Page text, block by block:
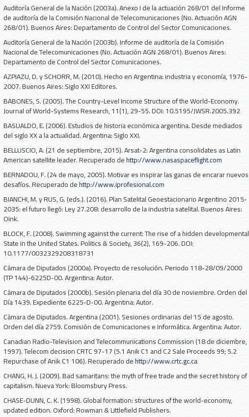
Auditoría General de la Nación (2003a). Anexo I de la actuación 268/01 del Informe
de auditoría de la Comisión Nacional de Telecomunicaciones (No. Actuación AGN
268/01). Buenos Aires: Departamento de Control del Sector Comunicaciones.
Auditoría General de la Nación (2003b). Informe de auditoría de la Comisión
Nacional de Telecomunicaciones (No. Actuación AGN 268/01). Buenos Aires:
Departamento de Control del Sector Comunicaciones.
AZPIAZU, D. y SCHORR, M. (2010). Hecho en Argentina: industria y economía, 1976-
2007. Buenos Aires: Siglo XXI Editores.
BABONES, S. (2005). The Country-Level Income Structure of the World-Economy.
Journal of World-Systems Research, 11(1), 29-55. DOI: 10.5195/JWSR.2005.392
BASUALDO, E. (2006). Estudios de historia económica argentina. Desde mediados
del siglo XX a la actualidad. Argentina: Siglo XXI.
BELLUSCIO, A. (21 de septiembre, 2015). Arsat-2: Argentina consolidates as Latin
American satellite leader. Recuperado dehttp://www.nasaspaceflight.com
BERNADOU, F. (24 de mayo, 2005). Motivar es inspirar las ganas de encarar nuevos
desafíos. Recuperado dehttp://www.iprofesional.com
BIANCHI, M. y RUS, G. (eds.). (2016). Plan Satelital Geoestacionario Argentino 2015-
2035: el futuro llegó: Ley 27.208: desarrollo de la industria satelital. Buenos Aires:
Oink.
BLOCK, F. (2008). Swimming against the current: The rise of a hidden developmental
State in the United States. Politics & Society, 36(2), 169-206. DOI:
10.1177/0032329208318731
Cámara de Diputados (2000a). Proyecto de resolución. Periodo 118-28/09/2000
(TP 144)-6225D-00. Argentina: Autor.
Cámara de Diputados (2000b). Sesión plenaria del día 30 de noviembre. Orden del
Día 1439. Expediente 6225-D-00. Argentina: Autor.
Cámara de Diputados. Argentina (2001). Sesiones ordinarias del 15 de agosto.
Orden del día 2759. Comisión de Comunicaciones e Informática. Argentina: Autor.
Canadian Radio-Television and Telecommunications Commission (18 de diciembre,
1997). Telecom decision CRTC 97-17 (5.1 Anik C1 and C2 Sale Proceeds 99; 5.2
Repurchase of Anik C1 106). Recuperado dehttp://www.crtc.gc.ca
CHANG, H. J. (2009). Bad samaritans: the myth of free trade and the secret history of
capitalism. Nueva York: Bloomsbury Press.
CHASE-DUNN, C. K. (1998). Global formation: structures of the world-economy,
updated edition. Oxford: Rowman & Littlefield Publishers.